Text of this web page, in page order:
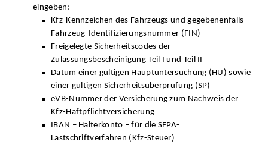
eingeben:
Kfz-Kennzeichen des Fahrzeugs und gegebenenfalls
Fahrzeug-Identifizierungsnummer (FIN)
Freigelegte Sicherheitscodes der
Zulassungsbescheinigung Teil I und Teil II
Datum einer gültigen Hauptuntersuchung (HU) sowie
einer gültigen Sicherheitsüberprüfung (SP)
eVB-Nummer der Versicherung zum Nachweis der
Kfz-Haftpflichtversicherung
IBAN – Halterkonto – für die SEPA-
Lastschriftverfahren (Kfz-Steuer)